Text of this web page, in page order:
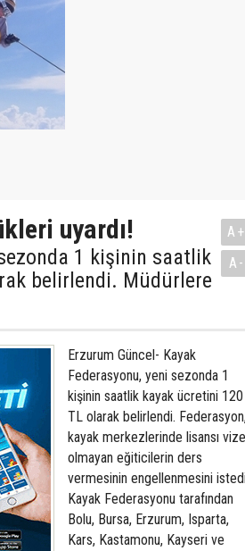
uyardı!
1 kişinin saatlik
belirlendi. Müdürlere
A+
A-
Erzurum Güncel- Kayak
Federasyonu, yeni sezonda 1
kişinin saatlik kayak ücretini 120
TL olarak belirlendi.
kayak merkezlerinde lisansı
olmayan eğiticilerin ders
vermesinin engellenmesini
Kayak Federasyonu tarafından
Bolu, Bursa, Erzurum, Isparta,
Kars, Kastamonu, Kayseri ve